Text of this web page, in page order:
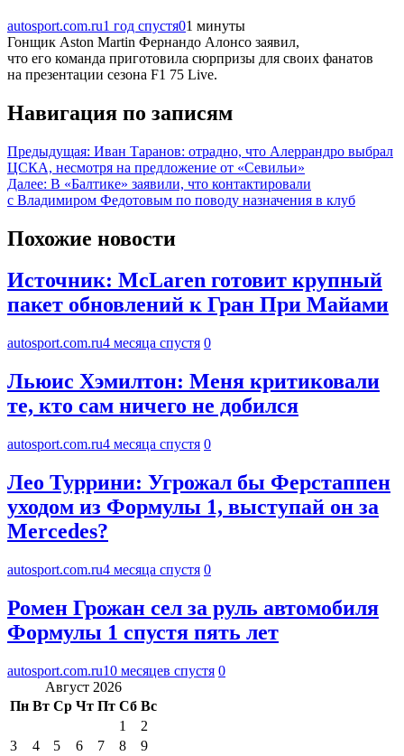
autosport.com.ru1 год спустя01 минуты
Гонщик Aston Martin Фернандо Алонсо заявил,
что его команда приготовила сюрпризы для своих фанатов
на презентации сезона F1 75 Live.
Навигация по записям
Предыдущая: Иван Таранов: отрадно, что Алеррандро выбрал
ЦСКА, несмотря на предложение от «Севильи»
Далее: В «Балтике» заявили, что контактировали
с Владимиром Федотовым по поводу назначения в клуб
Похожие новости
Источник: McLaren готовит крупный
пакет обновлений к Гран При Майами
autosport.com.ru4 месяца спустя 0
Льюис Хэмилтон: Меня критиковали
те, кто сам ничего не добился
autosport.com.ru4 месяца спустя 0
Лео Туррини: Угрожал бы Ферстаппен
уходом из Формулы 1, выступай он за
Mercedes?
autosport.com.ru4 месяца спустя 0
Ромен Грожан сел за руль автомобиля
Формулы 1 спустя пять лет
autosport.com.ru10 месяцев спустя 0
Август 2026
Пн Вт Ср Чт Пт Сб Вс
1
2
3
4 5 6 7 8
9